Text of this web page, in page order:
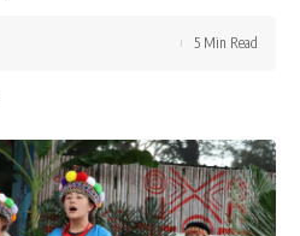
5 Min Read